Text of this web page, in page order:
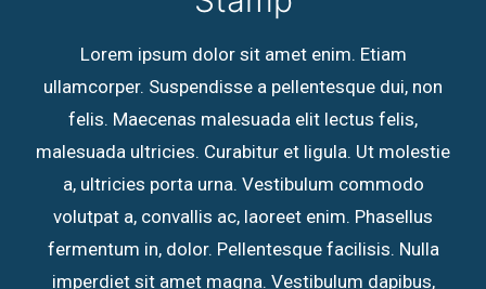
Lorem ipsum dolor sit amet enim. Etiam
ullamcorper. Suspendisse a pellentesque dui, non
felis. Maecenas malesuada elit lectus felis,
malesuada ultricies. Curabitur et ligula. Ut molestie
a, ultricies porta urna. Vestibulum commodo
volutpat a, convallis ac, laoreet enim. Phasellus
fermentum in, dolor. Pellentesque facilisis. Nulla
imperdiet sit amet magna. Vestibulum dapibus,